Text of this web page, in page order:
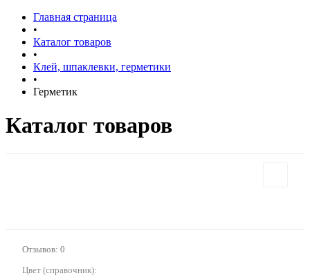
Главная страница
•
Каталог товаров
•
Клей, шпаклевки, герметики
•
Герметик
Каталог товаров
Отзывов: 0
Цвет (справочник):